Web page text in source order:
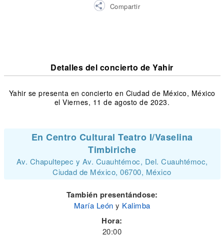
Compartir
Detalles del concierto de Yahir
Yahir se presenta en concierto en Ciudad de México, México
el Viernes, 11 de agosto de 2023.
En Centro Cultural Teatro I/Vaselina
Timbiriche
Av. Chapultepec y Av. Cuauhtémoc, Del. Cuauhtémoc,
Ciudad de México, 06700, México
También presentándose:
María León y Kalimba
Hora:
20:00